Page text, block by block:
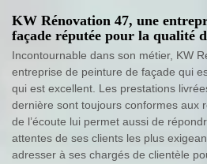
KW Rénovation 47, une
façade réputée pour la qualité
Incontournable dans son métier, KW
entreprise de peinture de façade qui
qui est excellent. Les prestations
dernière sont toujours conformes aux
de l’écoute lui permet aussi de
attentes de ses clients les plus
adresser à ses chargés de clientèle